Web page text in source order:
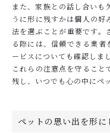
また、家族との話し合いも
うに形に残すかは個人の好
法を選ぶことが重要です。
る際には、信頼できる業者
ービスについても確認しま
これらの注意点を守ること
残し、いつでも心の中にペ
ペットの思い出を形に